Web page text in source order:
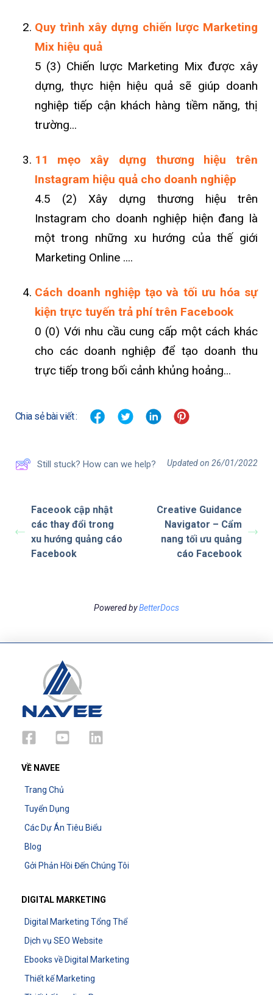
Quy trình xây dựng chiến lược Marketing
Mix hiệu quả
5 (3) Chiến lược Marketing Mix được xây
dựng, thực hiện hiệu quả sẽ giúp doanh
nghiệp tiếp cận khách hàng tiềm năng, thị
trường...
11 mẹo xây dựng thương hiệu trên
Instagram hiệu quả cho doanh nghiệp
4.5 (2) Xây dựng thương hiệu trên
Instagram cho doanh nghiệp hiện đang là
một trong những xu hướng của thế giới
Marketing Online ....
Cách doanh nghiệp tạo và tối ưu hóa sự
kiện trực tuyến trả phí trên Facebook
0 (0) Với nhu cầu cung cấp một cách khác
cho các doanh nghiệp để tạo doanh thu
trực tiếp trong bối cảnh khủng hoảng...
Chia sẻ bài viết :
Still stuck? How can we help? Updated on 26/01/2022
Faceook cập nhật
các thay đổi trong
xu hướng quảng cáo
Facebook
Creative Guidance
Navigator – Cẩm
nang tối ưu quảng
cáo Facebook
Powered byBetterDocs
VỀ NAVEE
Trang Chủ
Tuyển Dụng
Các Dự Án Tiêu Biểu
Blog
Gởi Phản Hồi Đến Chúng Tôi
DIGITAL MARKETING
Digital Marketing Tổng Thể
Dịch vụ SEO Website
Ebooks về Digital Marketing
Thiết kế Marketing